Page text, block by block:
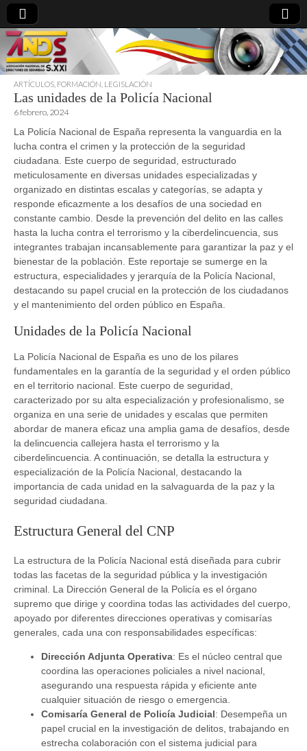
directoresdeseguridad.es
ARTÍCULOS FORMACIÓN LEGISLACIÓN
Las unidades de la Policía Nacional
6 febrero, 2024
La Policía Nacional de España representa la vanguardia en la
lucha contra el crimen y la protección de la seguridad
ciudadana. Este cuerpo de seguridad, estructurado
meticulosamente en diversas unidades especializadas y
organizado en distintas escalas y categorías, se adapta y
responde eficazmente a los desafíos de una sociedad en
constante cambio. Desde la prevención del delito en las calles
hasta la lucha contra el terrorismo y la ciberdelincuencia, sus
integrantes trabajan incansablemente para garantizar la paz y el
bienestar de la población. Este reportaje se sumerge en la
estructura, especialidades y jerarquía de la Policía Nacional,
destacando su papel crucial en la protección de los ciudadanos
y el mantenimiento del orden público en España.
Unidades de la Policía Nacional
La Policía Nacional de España es uno de los pilares
fundamentales en la garantía de la seguridad y el orden público
en el territorio nacional. Este cuerpo de seguridad,
caracterizado por su alta especialización y profesionalismo, se
organiza en una serie de unidades y escalas que permiten
abordar de manera eficaz una amplia gama de desafíos, desde
la delincuencia callejera hasta el terrorismo y la
ciberdelincuencia. A continuación, se detalla la estructura y
especialización de la Policía Nacional, destacando la
importancia de cada unidad en la salvaguarda de la paz y la
seguridad ciudadana.
Estructura General del CNP
La estructura de la Policía Nacional está diseñada para cubrir
todas las facetas de la seguridad pública y la investigación
criminal. La Dirección General de la Policía es el órgano
supremo que dirige y coordina todas las actividades del cuerpo,
apoyado por diferentes direcciones operativas y comisarías
generales, cada una con responsabilidades específicas:
Dirección Adjunta Operativa: Es el núcleo central que
coordina las operaciones policiales a nivel nacional,
asegurando una respuesta rápida y eficiente ante
cualquier situación de riesgo o emergencia.
Comisaría General de Policía Judicial: Desempeña un
papel crucial en la investigación de delitos, trabajando en
estrecha colaboración con el sistema judicial para